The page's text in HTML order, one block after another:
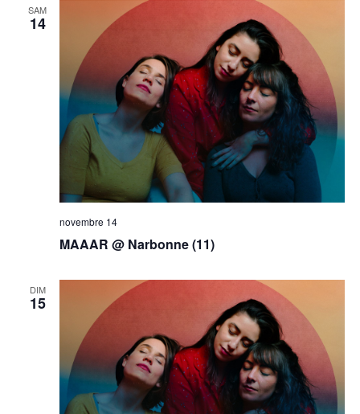
SAM
14
novembre 14
MAAAR @ Narbonne (11)
DIM
15